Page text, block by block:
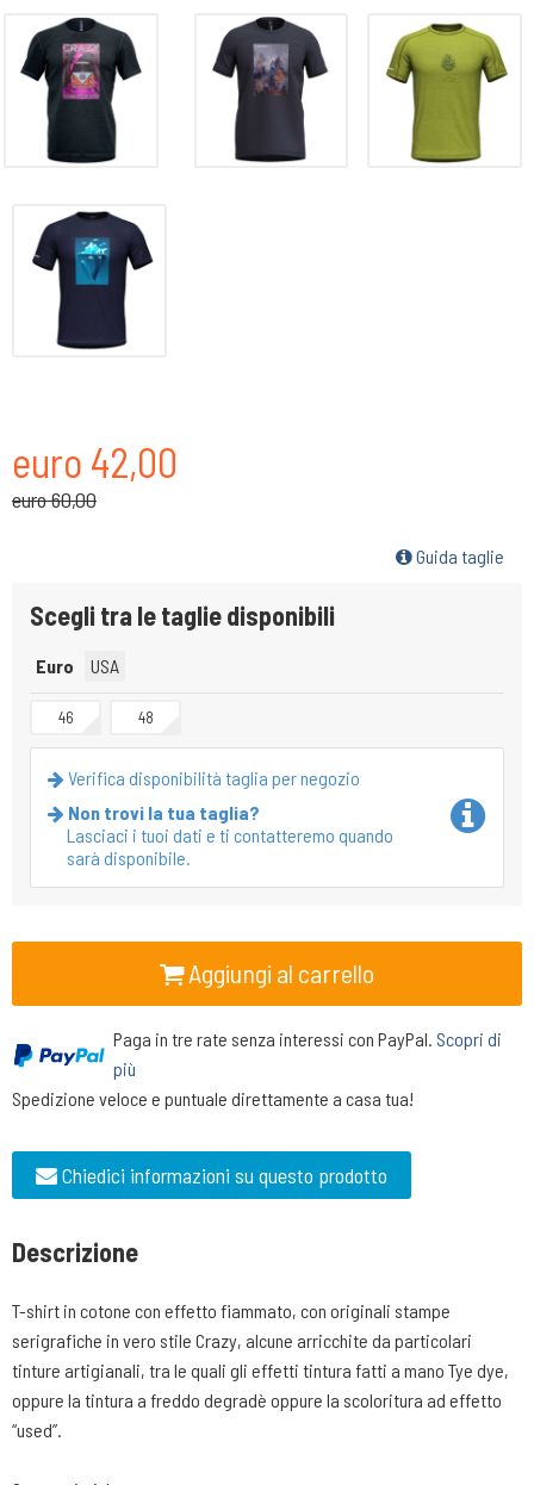
euro 42,00
euro 60,00
Guida taglie
Scegli tra le taglie disponibili
Euro USA
46 48
Verifica disponibilità taglia per negozio
Non trovi la tua taglia?
Lasciaci i tuoi dati e ti contatteremo quando
sarà disponibile.
Aggiungi al carrello
Paga in tre rate senza interessi con PayPal. Scopri di
più
Spedizione veloce e puntuale direttamente a casa tua!
Chiedici informazioni su questo prodotto
Descrizione
T-shirt in cotone con effetto fiammato, con originali stampe
serigrafiche in vero stile Crazy, alcune arricchite da particolari
tinture artigianali, tra le quali gli effetti tintura fatti a mano Tye dye,
oppure la tintura a freddo degradè oppure la scoloritura ad effetto
“used”.